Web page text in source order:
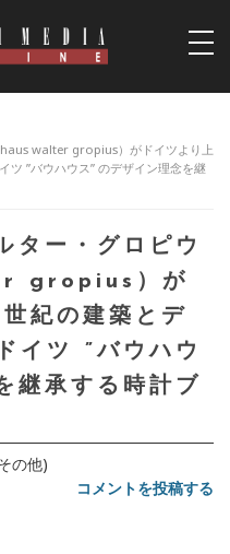
walter gropius）がドイツより上
ツ ”バウハウス” のデザイン理念を継
ター・グロピウ
gropius）が
紀の建築とデ
イツ ”バウハウ
継承する時計ブ
の他)
コメントを投稿する